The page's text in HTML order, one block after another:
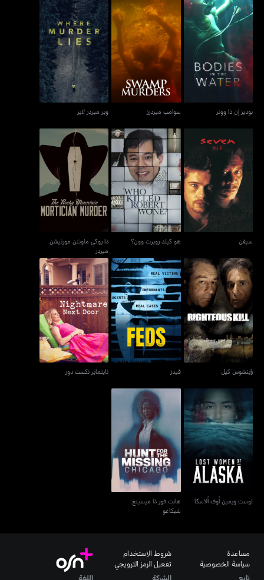
بوديز إن ذا ووتر
بوديز إن ذا ووتر
سوامب ميردرز
سوامب ميردرز
وير ميردر لايز
وير ميردر لايز
سيفن
سيفن
هو كيلد روبرت وون؟
هو كيلد روبرت وون؟
ذا روكي ماونتن مورتيشن
ميردر
ذا روكي ماونتن مورتيشن
ميردر
رايتشوس كيل
رايتشوس كيل
فيدز
فيدز
نايتماير نكست دور
نايتماير نكست دور
لوست ويمين أوف ألاسكا
لوست ويمين أوف ألاسكا
هانت فور ذا ميسينغ:
شيكاغو
هانت فور ذا ميسينغ:
شيكاغو
مساعدة
سياسة الخصوصية
شروط الاستخدام
تفعيل الرمز الترويجي